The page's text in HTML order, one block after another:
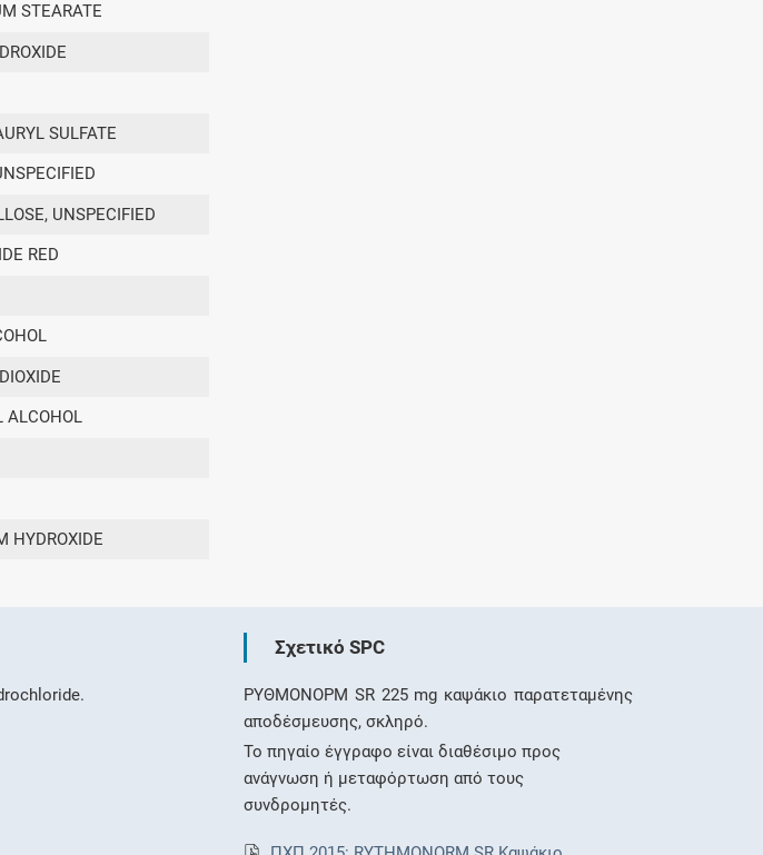
STEARATE
SULFATE
UNSPECIFIED
RED
ALCOHOL
HYDROXIDE
Σχετικό SPC
ΡΥΘΜΟΝΟΡΜ SR 225 mg καψάκιο παρατεταμένης
αποδέσμευσης, σκληρό.
Το πηγαίο έγγραφο είναι διαθέσιμο προς
ανάγνωση ή μεταφόρτωση από τους
συνδρομητές.